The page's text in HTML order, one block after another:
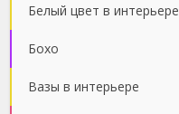
Белый цвет в интерьере
Бохо
Вазы в интерьере